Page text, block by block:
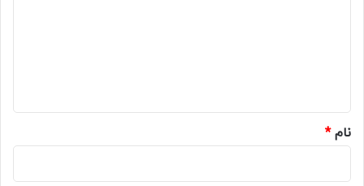
نام*